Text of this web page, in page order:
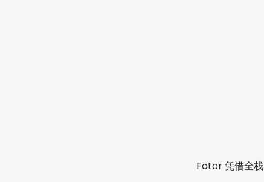
Fotor 凭借全栈